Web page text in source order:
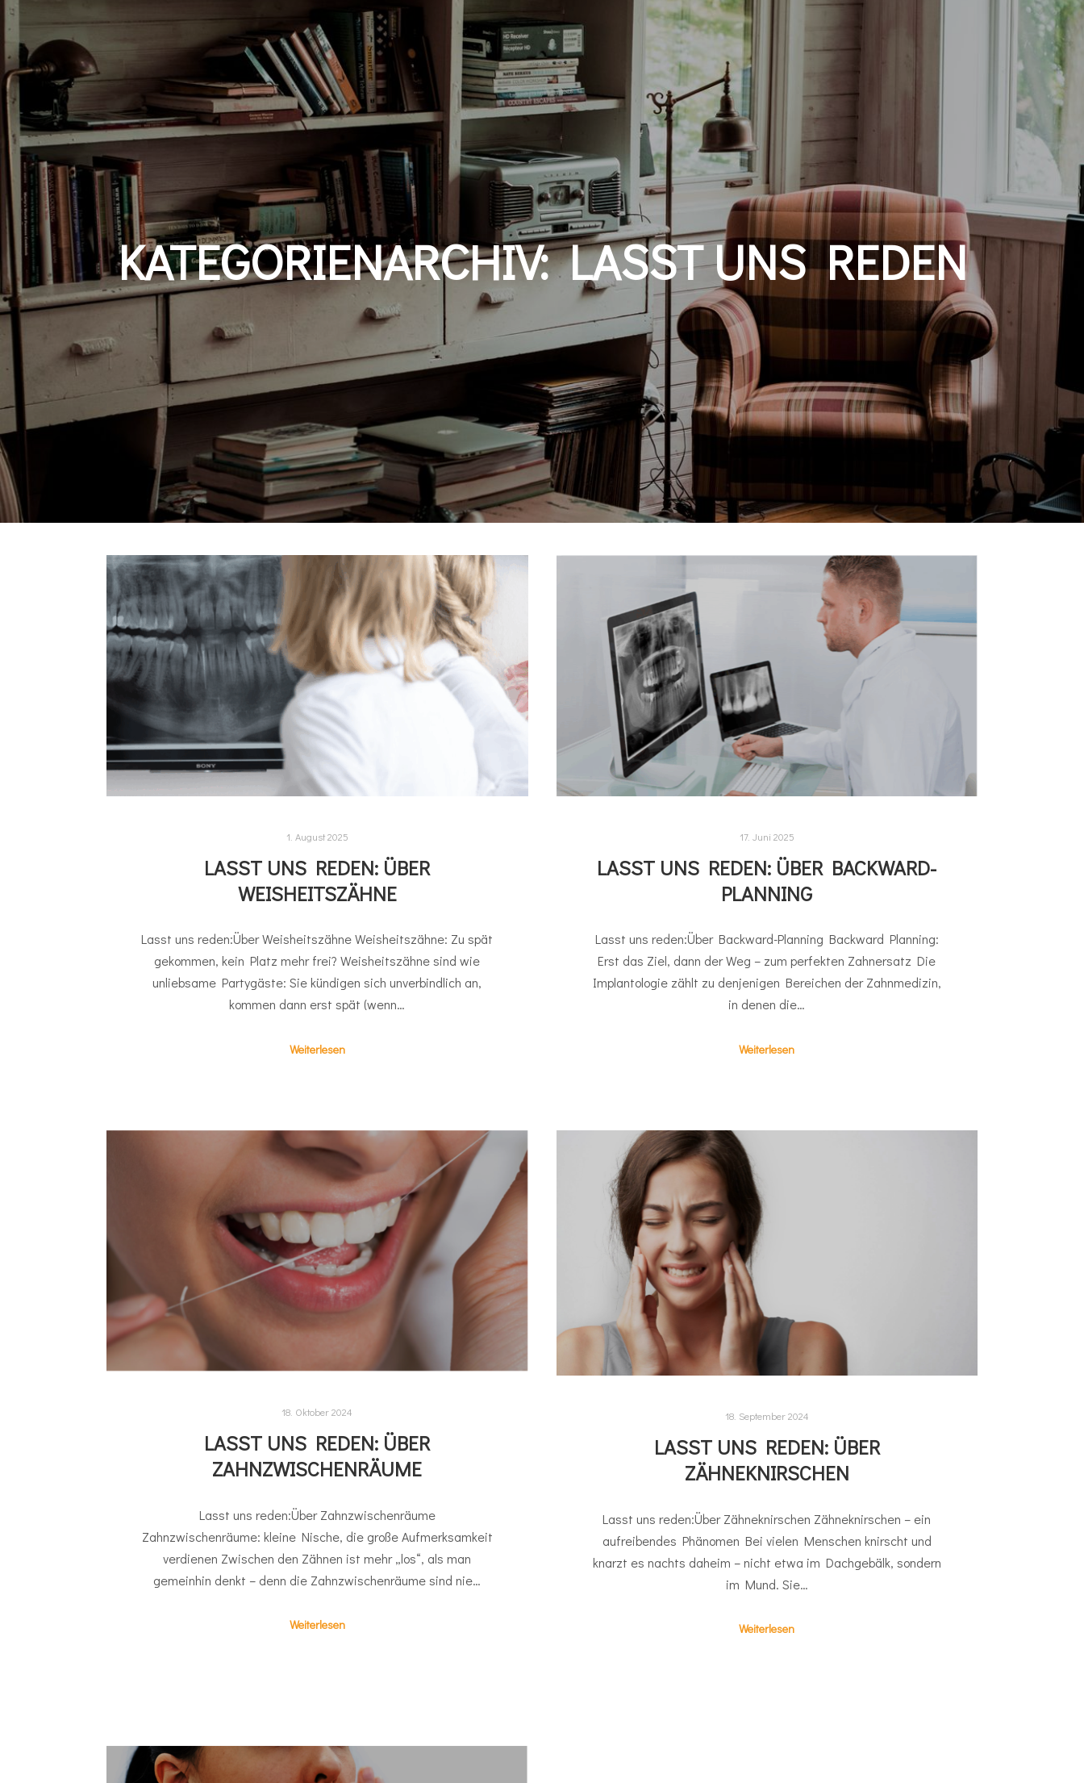
KATEGORIENARCHIV:LASST UNS REDEN
1. August 2025
LASST UNS REDEN: ÜBER
WEISHEITSZÄHNE
Lasst uns reden:Über Weisheitszähne Weisheitszähne: Zu spät
gekommen, kein Platz mehr frei? Weisheitszähne sind wie
unliebsame Partygäste: Sie kündigen sich unverbindlich an,
kommen dann erst spät (wenn…
Weiterlesen
17. Juni 2025
LASST UNS REDEN: ÜBER BACKWARD-
PLANNING
Lasst uns reden:Über Backward-Planning Backward Planning:
Erst das Ziel, dann der Weg – zum perfekten Zahnersatz Die
Implantologie zählt zu denjenigen Bereichen der Zahnmedizin,
in denen die…
Weiterlesen
18. Oktober 2024
LASST UNS REDEN: ÜBER
ZAHNZWISCHENRÄUME
Lasst uns reden:Über Zahnzwischenräume
Zahnzwischenräume: kleine Nische, die große Aufmerksamkeit
verdienen Zwischen den Zähnen ist mehr „los“, als man
gemeinhin denkt – denn die Zahnzwischenräume sind nie…
Weiterlesen
18. September 2024
LASST UNS REDEN: ÜBER
ZÄHNEKNIRSCHEN
Lasst uns reden:Über Zähneknirschen Zähneknirschen – ein
aufreibendes Phänomen Bei vielen Menschen knirscht und
knarzt es nachts daheim – nicht etwa im Dachgebälk, sondern
im Mund. Sie…
Weiterlesen